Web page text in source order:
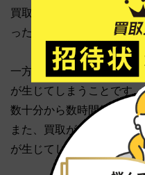
買取金額に満足がいかな
った魅力も挙げられます。
一方、デメリットは、お
が生じてしまうことです。
数十分から数時間待つ場合
また、買取が成立しなか
が生じてしまうでしょう。